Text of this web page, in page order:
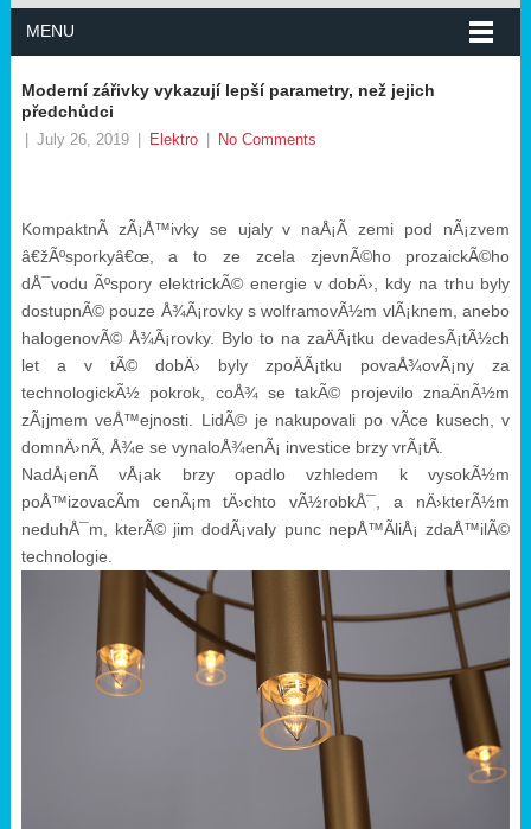
MENU
Moderní zářivky vykazují lepší parametry, než jejich
předchůdci
July 26, 2019 Elektro No Comments
KompaktnÃ­ zÃ¡Å™ivky se ujaly v naÅ¡Ã­ zemi pod nÃ¡zvem
â€žÃºsporkyâ€œ, a to ze zcela zjevnÃ©ho prozaickÃ©ho
dÅ¯vodu Ãºspory elektrickÃ© energie v dobÄ›, kdy na trhu byly
dostupnÃ© pouze Å¾Ã¡rovky s wolframovÃ½m vlÃ¡knem, anebo
halogenovÃ© Å¾Ã¡rovky. Bylo to na zaÄÃ¡tku devadesÃ¡tÃ½ch
let a v tÃ© dobÄ› byly zpoÄÃ¡tku povaÅ¾ovÃ¡ny za
technologickÃ½ pokrok, coÅ¾ se takÃ© projevilo znaÄnÃ½m
zÃ¡jmem veÅ™ejnosti. LidÃ© je nakupovali po vÃ­ce kusech, v
domnÄ›nÃ­, Å¾e se vynaloÅ¾enÃ¡ investice brzy vrÃ¡tÃ­.
NadÅ¡enÃ­ vÅ¡ak brzy opadlo vzhledem k vysokÃ½m
poÅ™izovacÃ­m cenÃ¡m tÄ›chto vÃ½robkÅ¯, a nÄ›kterÃ½m
neduhÅ¯m, kterÃ© jim dodÃ¡valy punc nepÅ™Ã­liÅ¡ zdaÅ™ilÃ©
technologie.